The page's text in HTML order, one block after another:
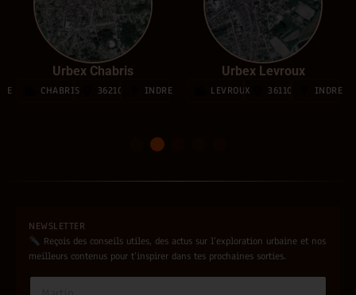
Urbex Chabris
CHABRIS 36210 INDRE
Urbex Levroux
LEVROUX 36110 INDRE
4
NEWSLETTER
Reçois des conseils utiles, des actus sur l’exploration urbaine et nos
meilleurs contenus pour t’inspirer dans tes prochaines sorties.
N